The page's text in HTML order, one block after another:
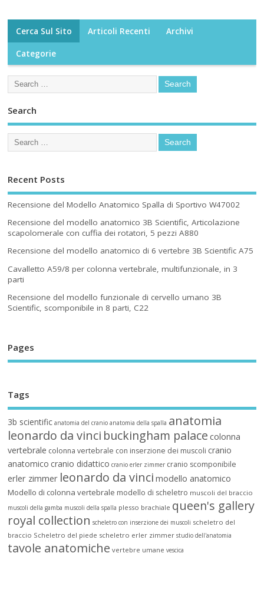
Cerca Sul Sito Articoli Recenti Archivi
Categorie
Search
Recent Posts
Recensione del Modello Anatomico Spalla di Sportivo W47002
Recensione del modello anatomico 3B Scientific, Articolazione
scapolomerale con cuffia dei rotatori, 5 pezzi A880
Recensione del modello anatomico di 6 vertebre 3B Scientific A75
Cavalletto A59/8 per colonna vertebrale, multifunzionale, in 3
parti
Recensione del modello funzionale di cervello umano 3B
Scientific, scomponibile in 8 parti, C22
Pages
Tags
3b scientific anatomia del cranio anatomia della spalla anatomia
leonardo da vinci buckingham palace colonna
vertebrale colonna vertebrale con inserzione dei muscoli cranio
anatomico cranio didattico cranio erler zimmer cranio scomponibile
erler zimmer leonardo da vinci modello anatomico
Modello di colonna vertebrale modello di scheletro muscoli del braccio
muscoli della gamba muscoli della spalla plesso brachiale queen's gallery
royal collection scheletro con inserzione dei muscoli scheletro del
braccio Scheletro del piede scheletro erler zimmer studio dell'anatomia
tavole anatomiche vertebre umane vescica